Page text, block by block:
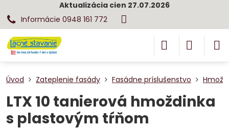
Aktualizácia cien 27.07.2026
Informácie 0948 161 772
Úvod Zateplenie fasády Fasádne príslušenstvo
LTX 10 tanierová hmoždinka
s plastovým tŕňom